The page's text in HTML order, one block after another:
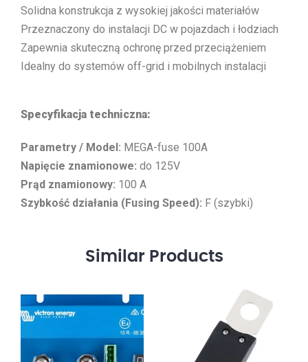
Solidna konstrukcja z wysokiej jakości materiałów
Przeznaczony do instalacji DC w pojazdach i łodziach
Zapewnia skuteczną ochronę przed przeciążeniem
Idealny do systemów off-grid i mobilnych instalacji
Specyfikacja techniczna:
Parametry / Model: MEGA-fuse 100A
Napięcie znamionowe: do 125V
Prąd znamionowy: 100 A
Szybkość działania (Fusing Speed): F (szybki)
Similar Products